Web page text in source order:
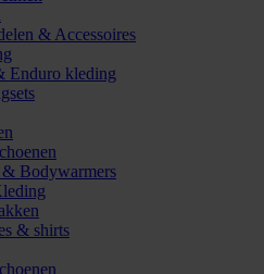
& Accessoires
Enduro kleding
& Bodywarmers
& shirts